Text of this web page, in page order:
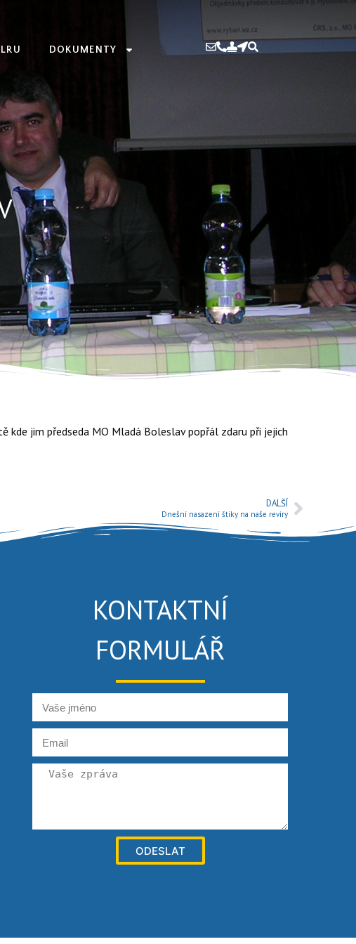
LRU DOKUMENTY
kde jim předseda MO Mladá Boleslav popřál zdaru při jejich
DALŠÍ
Dnešní nasazení štiky na naše revíry
KONTAKTNÍ
FORMULÁŘ
ODESLAT